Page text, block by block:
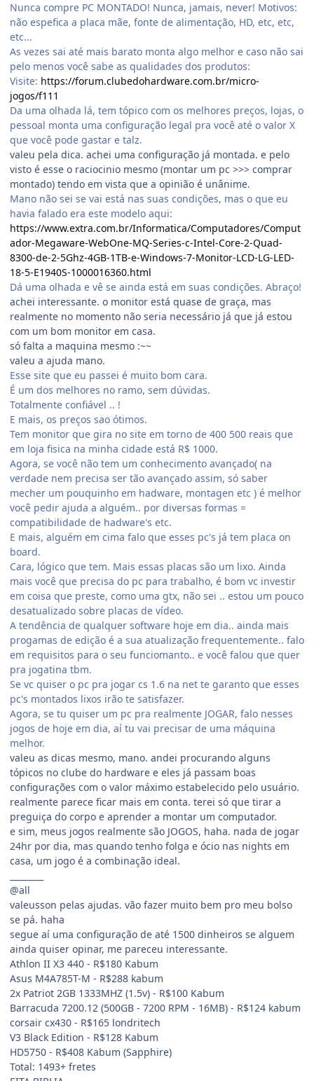
Nunca compre PC MONTADO! Nunca, jamais, never! Motivos:
não espefica a placa mãe, fonte de alimentação, HD, etc, etc,
etc...
As vezes sai até mais barato monta algo melhor e caso não sai
pelo menos você sabe as qualidades dos produtos:
Visite: https://forum.clubedohardware.com.br/micro-
jogos/f111
Da uma olhada lá, tem tópico com os melhores preços, lojas, o
pessoal monta uma configuração legal pra você até o valor X
que você pode gastar e talz.
valeu pela dica. achei uma configuração já montada. e pelo
visto é esse o raciocinio mesmo (montar um pc >>> comprar
montado) tendo em vista que a opinião é unânime.
Mano não sei se vai está nas suas condições, mas o que eu
havia falado era este modelo aqui:
https://www.extra.com.br/Informatica/Computadores/Comput
ador-Megaware-WebOne-MQ-Series-c-Intel-Core-2-Quad-
8300-de-2-5Ghz-4GB-1TB-e-Windows-7-Monitor-LCD-LG-LED-
18-5-E1940S-1000016360.html
Dá uma olhada e vê se ainda está em suas condições. Abraço!
achei interessante. o monitor está quase de graça, mas
realmente no momento não seria necessário já que já estou
com um bom monitor em casa.
só falta a maquina mesmo :~~
valeu a ajuda mano.
Esse site que eu passei é muito bom cara.
É um dos melhores no ramo, sem dúvidas.
Totalmente confiável .. !
E mais, os preços sao ótimos.
Tem monitor que gira no site em torno de 400 500 reais que
em loja fisica na minha cidade está R$ 1000.
Agora, se você não tem um conhecimento avançado( na
verdade nem precisa ser tão avançado assim, só saber
mecher um pouquinho em hadware, montagen etc ) é melhor
você pedir ajuda a alguém.. por diversas formas =
compatibilidade de hadware's etc.
E mais, alguém em cima falo que esses pc's já tem placa on
board.
Cara, lógico que tem. Mais essas placas são um lixo. Ainda
mais você que precisa do pc para trabalho, é bom vc investir
em coisa que preste, como uma gtx, não sei .. estou um pouco
desatualizado sobre placas de vídeo.
A tendência de qualquer software hoje em dia.. ainda mais
progamas de edição é a sua atualização frequentemente.. falo
em requisitos para o seu funciomanto.. e você falou que quer
pra jogatina tbm.
Se vc quiser o pc pra jogar cs 1.6 na net te garanto que esses
pc's montados lixos irão te satisfazer.
Agora, se tu quiser um pc pra realmente JOGAR, falo nesses
jogos de hoje em dia, aí tu vai precisar de uma máquina
melhor.
valeu as dicas mesmo, mano. andei procurando alguns
tópicos no clube do hardware e eles já passam boas
configurações com o valor máximo estabelecido pelo usuário.
realmente parece ficar mais em conta. terei só que tirar a
preguiça do corpo e aprender a montar um computador.
e sim, meus jogos realmente são JOGOS, haha. nada de jogar
24hr por dia, mas quando tenho folga e ócio nas nights em
casa, um jogo é a combinação ideal.
@all
valeusson pelas ajudas. vão fazer muito bem pro meu bolso
se pá. haha
segue aí uma configuração de até 1500 dinheiros se alguem
ainda quiser opinar, me pareceu interessante.
Athlon II X3 440 - R$180 Kabum
Asus M4A785T-M - R$288 kabum
2x Patriot 2GB 1333MHZ (1.5v) - R$100 Kabum
Barracuda 7200.12 (500GB - 7200 RPM - 16MB) - R$124 kabum
corsair cx430 - R$165 londritech
V3 Black Edition - R$128 Kabum
HD5750 - R$408 Kabum (Sapphire)
Total: 1493+ fretes